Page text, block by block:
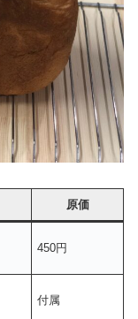
原価
450円
付属